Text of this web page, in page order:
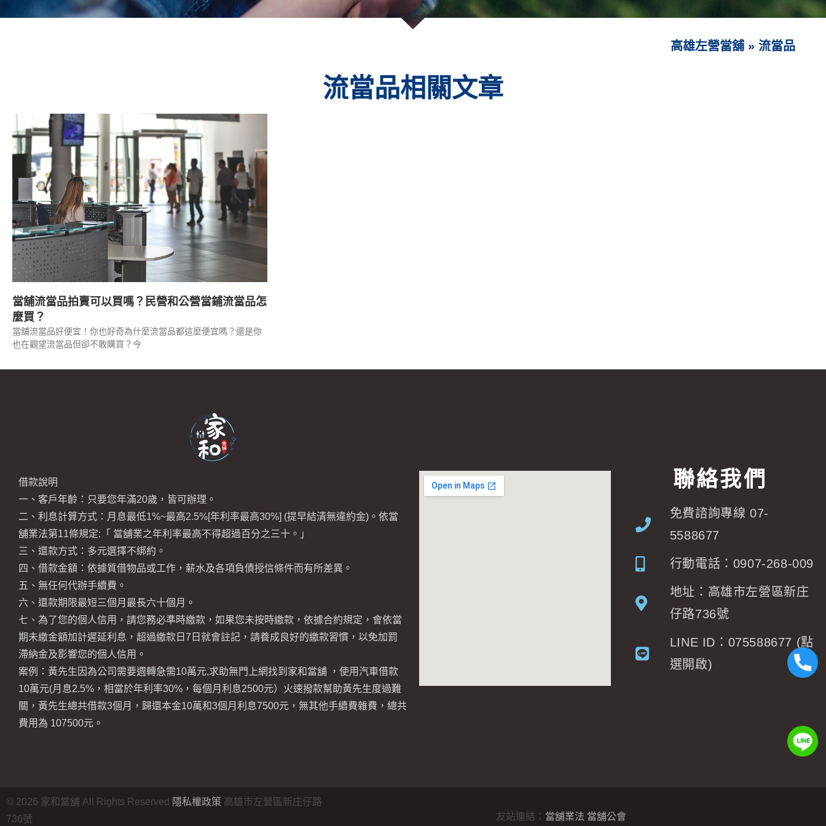
高雄左營當舖 »流當品
流當品相關文章
當舖流當品拍賣可以買嗎？民營和公營當鋪流當品怎
麼買？
當舖流當品好便宜！你也好奇為什麼流當品都這麼便宜嗎？還是你
也在觀望流當品但卻不敢購買？今
借款說明
一、客戶年齡：只要您年滿20歲，皆可辦理。
二、利息計算方式：月息最低1%~最高2.5%[年利率最高30%] (提早結清無違約金)。依當
舖業法第11條規定:「 當舖業之年利率最高不得超過百分之三十。」
三、還款方式：多元選擇不綁約。
四、借款金額：依據質借物品或工作，薪水及各項負債授信條件而有所差異。
五、無任何代辦手續費。
六、還款期限最短三個月最長六十個月。
七、為了您的個人信用，請您務必準時繳款，如果您未按時繳款，依據合約規定，會依當
期未繳金額加計遲延利息，超過繳款日7日就會註記，請養成良好的繳款習慣，以免加罰
滯納金及影響您的個人信用。
案例：黃先生因為公司需要週轉急需10萬元,求助無門上網找到家和當舖 ，使用汽車借款
10萬元(月息2.5%，相當於年利率30%，每個月利息2500元）火速撥款幫助黃先生度過難
關，黃先生總共借款3個月，歸還本金10萬和3個月利息7500元，無其他手續費雜費，總共
費用為 107500元。
聯絡我們
免費諮詢專線 07-
5588677
行動電話：0907-268-009
地址：高雄市左營區新庄
仔路736號
LINE ID：075588677 (點
選開啟)
© 2026 家和當舖 All Rights Reserved 隱私權政策 高雄市左營區新庄仔路
736號
友站連結： 當舖業法 當舖公會